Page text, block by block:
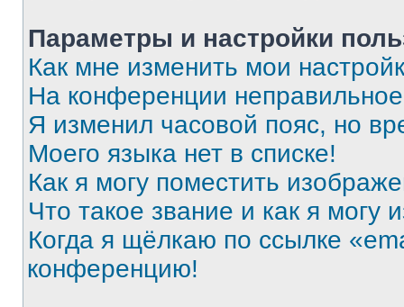
Параметры и настройки
Как мне изменить мои
На конференции
Я изменил часовой пояс, но
Моего языка нет в списке!
Как я могу поместить
Что такое звание и как я могу
Когда я щёлкаю по ссылке
конференцию!